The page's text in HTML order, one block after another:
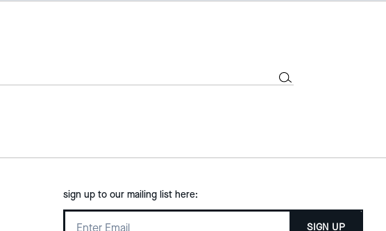
sign up to our mailing list here:
SIGN UP